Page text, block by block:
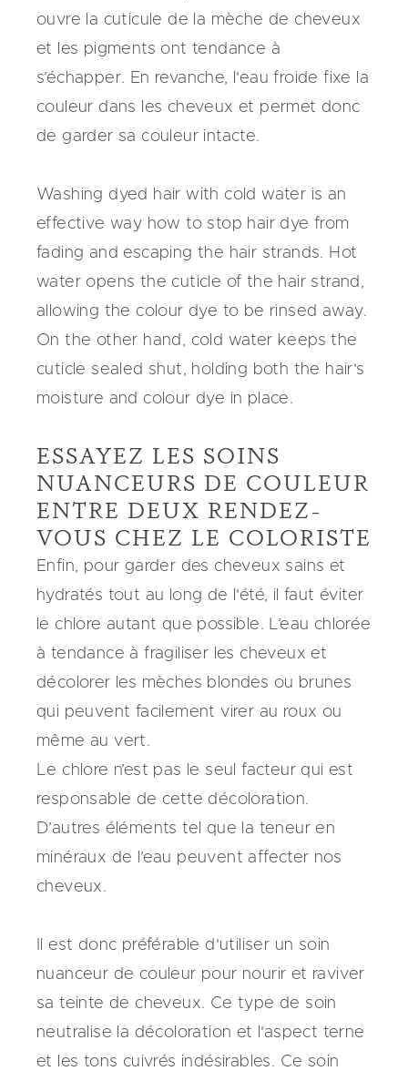
ouvre la cuticule de la mèche de cheveux
et les pigments ont tendance à
s’échapper. En revanche, l'eau froide fixe la
couleur dans les cheveux et permet donc
de garder sa couleur intacte.
Washing dyed hair with cold water is an
effective way how to stop hair dye from
fading and escaping the hair strands. Hot
water opens the cuticle of the hair strand,
allowing the colour dye to be rinsed away.
On the other hand, cold water keeps the
cuticle sealed shut, holding both the hair's
moisture and colour dye in place.
ESSAYEZ LES SOINS
NUANCEURS DE COULEUR
ENTRE DEUX RENDEZ-
VOUS CHEZ LE COLORISTE
Enfin, pour garder des cheveux sains et
hydratés tout au long de l'été, il faut éviter
le chlore autant que possible. L’eau chlorée
à tendance à fragiliser les cheveux et
décolorer les mèches blondes ou brunes
qui peuvent facilement virer au roux ou
même au vert.
Le chlore n’est pas le seul facteur qui est
responsable de cette décoloration.
D’autres éléments tel que la teneur en
minéraux de l’eau peuvent affecter nos
cheveux.
Il est donc préférable d'utiliser un soin
nuanceur de couleur pour nourir et raviver
sa teinte de cheveux. Ce type de soin
neutralise la décoloration et l'aspect terne
et les tons cuivrés indésirables. Ce soin